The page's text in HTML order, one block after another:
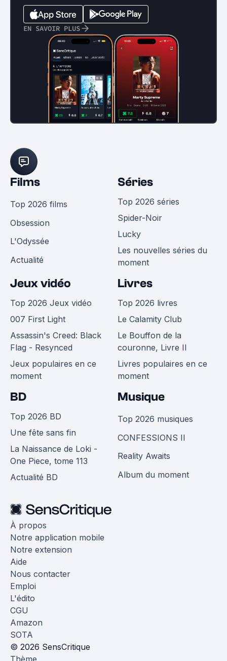
EN SAVOIR PLUS
Films
Top 2026 films
Obsession
L'Odyssée
Actualité
Séries
Top 2026 séries
Spider-Noir
Lucky
Les nouvelles séries du
moment
Jeux vidéo
Top 2026 Jeux vidéo
007 First Light
Assassin's Creed: Black
Flag - Resynced
Jeux populaires en ce
moment
Livres
Top 2026 livres
Le Calamity Club
Le Bouffon de la
couronne, Livre II
Livres populaires en ce
moment
BD
Top 2026 BD
Une fête sans fin
La Naissance de Loki -
One Piece, tome 113
Actualité BD
Musique
Top 2026 musiques
CONFESSIONS II
Reality Awaits
Album du moment
À propos
Notre application mobile
Notre extension
Aide
Nous contacter
Emploi
L'édito
CGU
Amazon
SOTA
© 2026 SensCritique
Thème